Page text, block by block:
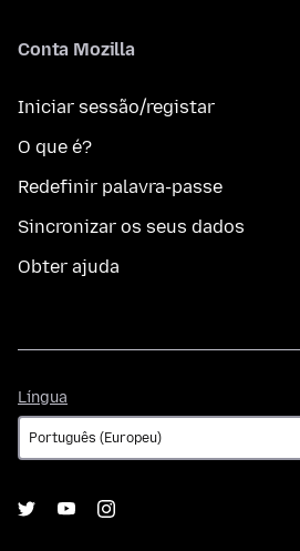
Conta Mozilla
Iniciar sessão/registar
O que é?
Redefinir palavra-passe
Sincronizar os seus dados
Obter ajuda
Língua